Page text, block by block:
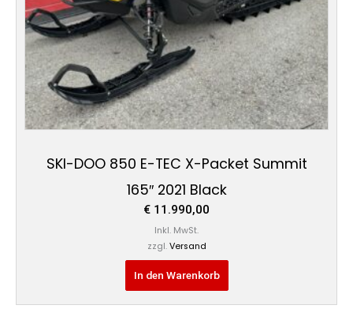
SKI-DOO 850 E-TEC X-Packet Summit
165″ 2021 Black
€ 11.990,00
Inkl. MwSt.
zzgl. Versand
In den Warenkorb